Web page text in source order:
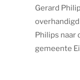
Gerard
Philips naar
gemeente